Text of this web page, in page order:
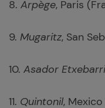
8. Arpège, Paris
9. Mugaritz, San
10. Asador Etxebarri
11. Quintonil,